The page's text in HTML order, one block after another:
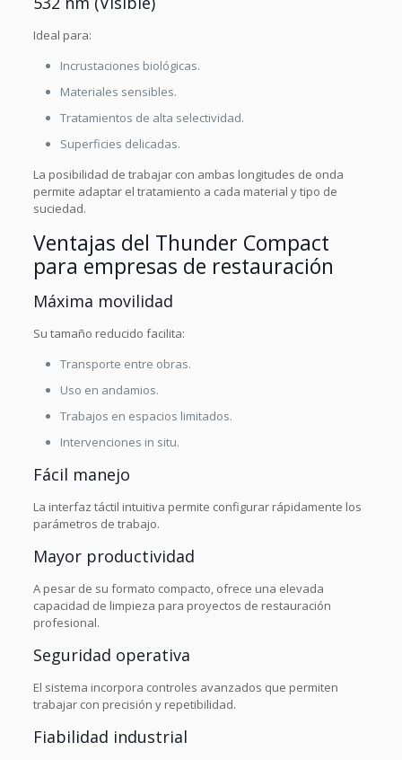
Ideal para:
Incrustaciones biológicas.
Materiales sensibles.
Tratamientos de alta selectividad.
Superficies delicadas.
La posibilidad de trabajar con ambas longitudes de onda
permite adaptar el tratamiento a cada material y tipo de
suciedad.
Ventajas del Thunder Compact
para empresas de restauración
Máxima movilidad
Su tamaño reducido facilita:
Transporte entre obras.
Uso en andamios.
Trabajos en espacios limitados.
Intervenciones in situ.
Fácil manejo
La interfaz táctil intuitiva permite configurar rápidamente los
parámetros de trabajo.
Mayor productividad
A pesar de su formato compacto, ofrece una elevada
capacidad de limpieza para proyectos de restauración
profesional.
Seguridad operativa
El sistema incorpora controles avanzados que permiten
trabajar con precisión y repetibilidad.
Fiabilidad industrial